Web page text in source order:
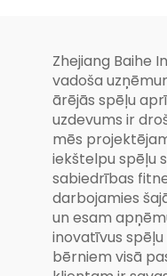
Zhejiang Baihe
vadoša
ārējās spēļu
uzdevums ir
mēs
iekštelpu spēļu
sabiedrības
darbojamies
un esam
inovatīvus
bērniem visā